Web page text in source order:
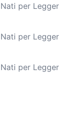
per
per
per